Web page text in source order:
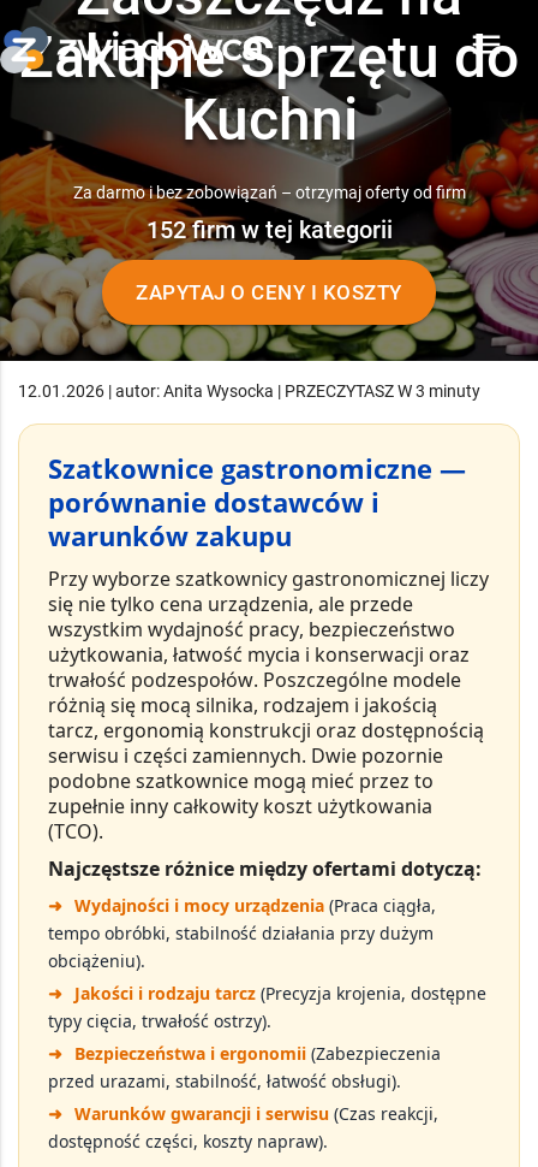
menu
Zakupie Sprzętu do
Kuchni
Za darmo i bez zobowiązań – otrzymaj oferty od firm
152 firm w tej kategorii
ZAPYTAJ O CENY I KOSZTY
12.01.2026 | autor: Anita Wysocka | PRZECZYTASZ W 3 minuty
Szatkownice gastronomiczne —
porównanie dostawców i
warunków zakupu
Przy wyborzeszatkownicy gastronomicznej liczy
się nie tylko cena urządzenia, ale przede
wszystkim wydajność pracy, bezpieczeństwo
użytkowania, łatwość mycia i konserwacji oraz
trwałość podzespołów. Poszczególne modele
różnią się mocą silnika, rodzajem i jakością
tarcz, ergonomią konstrukcji oraz dostępnością
serwisu i części zamiennych. Dwie pozornie
podobne szatkownice mogą mieć przez to
zupełnie inny całkowity koszt użytkowania
(TCO).
Najczęstsze różnice między ofertami dotyczą:
➜ Wydajności i mocy urządzenia (Praca ciągła,
tempo obróbki, stabilność działania przy dużym
obciążeniu).
➜ Jakości i rodzaju tarcz (Precyzja krojenia, dostępne
typy cięcia, trwałość ostrzy).
➜ Bezpieczeństwa i ergonomii (Zabezpieczenia
przed urazami, stabilność, łatwość obsługi).
➜ Warunków gwarancji i serwisu (Czas reakcji,
dostępność części, koszty napraw).